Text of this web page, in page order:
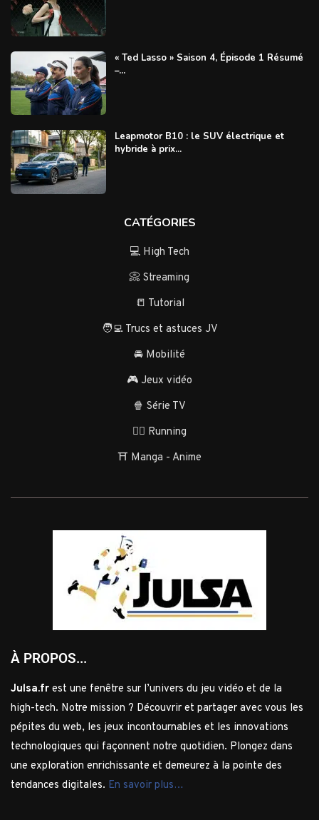
« Ted Lasso » Saison 4, Épisode 1 Résumé
–...
Leapmotor B10 : le SUV électrique et
hybride à prix...
CATÉGORIES
💻 High Tech
📀 Streaming
📒 Tutorial
🧑‍💻 Trucs et astuces JV
🚘 Mobilité
🎮 Jeux vidéo
🍿 Série TV
🏃‍♂️ Running
⛩️ Manga - Anime
À PROPOS...
Julsa.fr est une fenêtre sur l’univers du jeu vidéo et de la
high-tech. Notre mission ? Découvrir et partager avec vous les
pépites du web, les jeux incontournables et les innovations
technologiques qui façonnent notre quotidien. Plongez dans
une exploration enrichissante et demeurez à la pointe des
tendances digitales. En savoir plus…